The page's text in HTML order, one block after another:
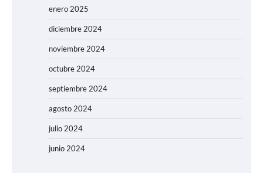
enero 2025
diciembre 2024
noviembre 2024
octubre 2024
septiembre 2024
agosto 2024
julio 2024
junio 2024